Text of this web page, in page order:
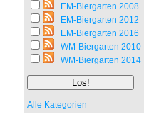
EM-Biergarten 2008
EM-Biergarten 2012
EM-Biergarten 2016
WM-Biergarten 2010
WM-Biergarten 2014
Alle Kategorien